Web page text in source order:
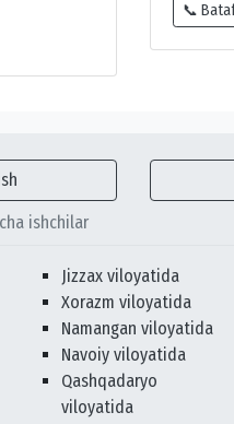
📞
ishchilar
Jizzax viloyatida
Xorazm viloyatida
Namangan viloyatida
Navoiy viloyatida
Qashqadaryo
viloyatida